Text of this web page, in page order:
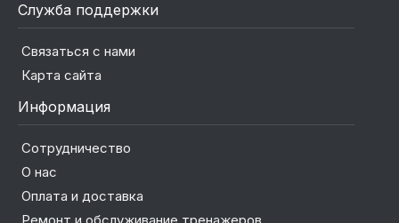
Служба поддержки
Связаться с нами
Карта сайта
Информация
Сотрудничество
О нас
Оплата и доставка